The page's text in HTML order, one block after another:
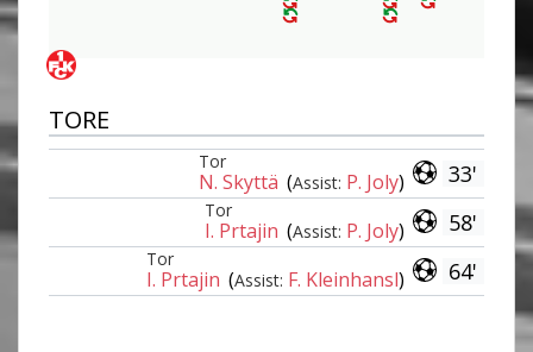
TORE
33'
Tor
N. Skyttä (Assist: P. Joly)
58'
Tor
I. Prtajin (Assist: P. Joly)
64'
Tor
I. Prtajin (Assist: F. Kleinhansl)